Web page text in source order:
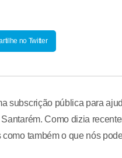
no Twitter
subscrição pública para
Como dizia
também o que nós